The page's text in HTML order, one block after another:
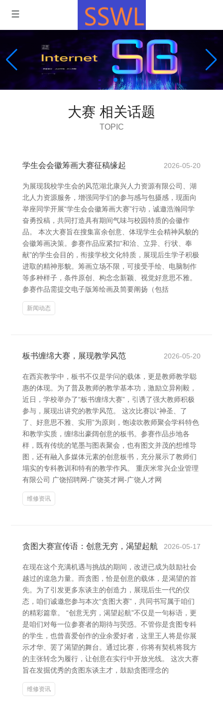
大赛 相关话题
TOPIC
学生会会徽筹画大赛征稿缘起 2026-05-20
为展现我校学生会的风范湖北康兴人力资源有限公司、湖
北人力资源服务，增强同学们的参与感与包摄感，现面向
举座同学开展“学生会会徽筹画大赛”行动，诚邀浩瀚同学
奋勇投稿，共同打造具有期间气味与校园特质的会徽作
品。 本次大赛旨在搜集富余创意、体现学生会精神风貌的
会徽筹画决策。参赛作品应紧扣“和洽、立异、行状、奉
献”的学生会目的，衔接学校文化特质，展现后生学子积极
进取的精神形貌。筹画立场不限，可接受手绘、电脑制作
等多种样子，条件原创、构念念新颖、视觉好意思不雅。
参赛作品需提交电子版筹绘画及简要阐扬（包括
新闻动态
板书缠绵大赛，展现教学风范 2026-05-20
在西宾教学中，板书不仅是学问的载体，更是教师教学聪
惠的体现。为了普及教师的教学基本功，激励立异刚毅，
近日，学校举办了“板书缠绵大赛”，引诱了强大教师积极
参与，展现出讲究的教学风范。 这次比赛以“神圣、了
了、好意思不雅、实用”为原则，饱读吹教师聚会学科特色
和教学实质，缠绵出豪阔创意的板书。参赛作品步地各
样，既有传统的笔墨与图表聚会，也有图文并茂的想维导
图，还有融入多媒体元素的创意板书，充分展示了教师们
塌实的专科教训和特有的教学作风。 重庆米常兴企业管理
有限公司 广饶招聘网-广饶英才网-广饶人才网
维修资讯
贪图大赛宣传语：创意无穷，渴望起航 2026-05-17
在现在这个充满机遇与挑战的期间，改进已成为鼓励社会
越过的遑急力量。而贪图，恰是创意的载体，是渴望的首
先。为了引发更多东谈主的创造力，展现后生一代的仪
态，咱们诚邀您参与本次“贪图大赛”，共同书写属于咱们
的精彩篇章。 “创意无穷，渴望起航”不仅是一句标语，更
是咱们对每一位参赛者的期待与荧惑。不管你是贪图专科
的学生，也曾喜爱创作的业余爱好者，这里王人将是你展
示才华、罢了渴望的舞台。通过比赛，你将有契机将我方
的主张转念为履行，让创意在实行中开放光线。 这次大赛
旨在发掘优秀的贪图东谈主才，鼓励贪图理念的
维修资讯